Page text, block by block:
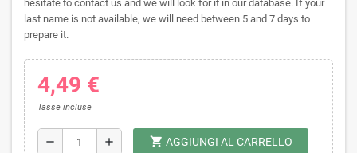
hesitate to contact us and we will look for it in our database. If your
last name is not available, we will need between 5 and 7 days to
prepare it.
4,49 €
Tasse incluse
remove add shopping_cart AGGIUNGI AL CARRELLO